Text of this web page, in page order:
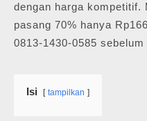
dengan harga kompetitif.
pasang 70% hanya
0813-1430-0585
Isi tampilkan